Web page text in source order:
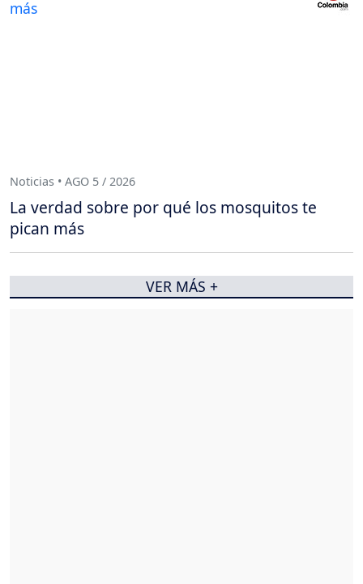
Noticias • AGO 5 / 2026
La verdad sobre por qué los mosquitos te
pican más
VER MÁS +